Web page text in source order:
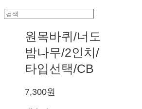
원목바퀴/너도
밤나무/2인치/
타입선택/CB
7,300원